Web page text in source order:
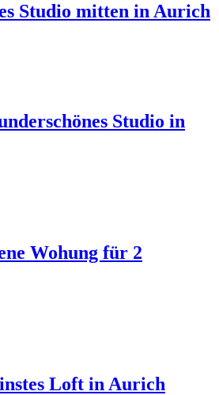
Studio mitten in Aurich
Studio in
Wohung für 2
Loft in Aurich